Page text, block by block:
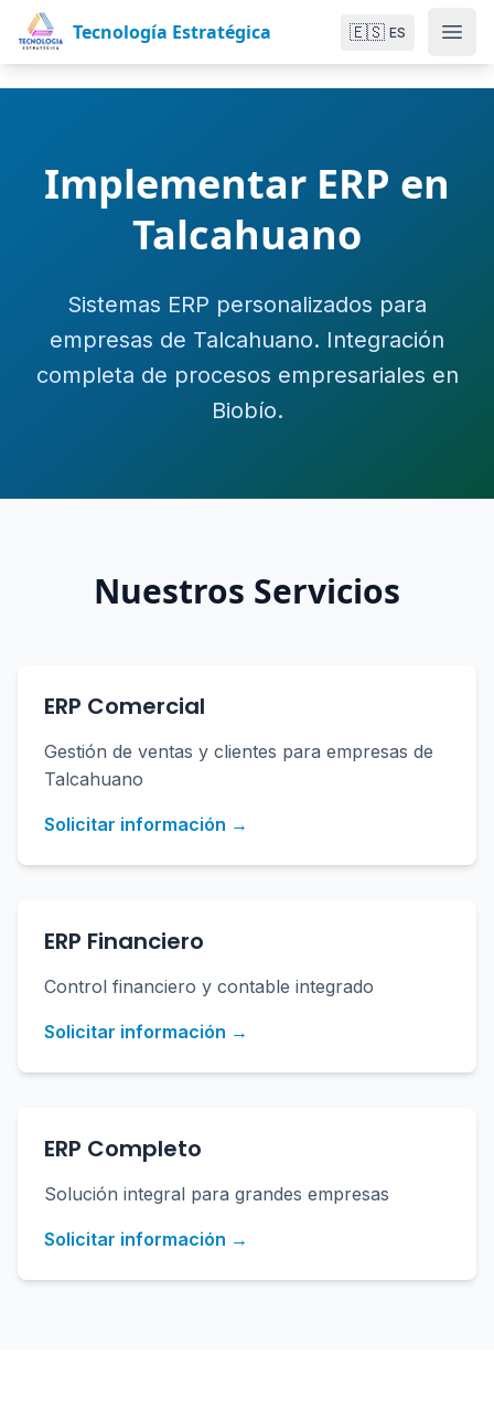
Tecnología Estratégica 🇪🇸 ES
Implementar ERP en
Talcahuano
Sistemas ERP personalizados para
empresas de Talcahuano. Integración
completa de procesos empresariales en
Biobío.
Nuestros Servicios
ERP Comercial
Gestión de ventas y clientes para empresas de
Talcahuano
Solicitar información →
ERP Financiero
Control financiero y contable integrado
Solicitar información →
ERP Completo
Solución integral para grandes empresas
Solicitar información →